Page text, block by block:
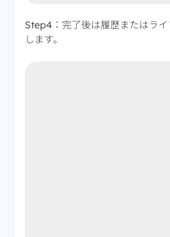
Step4：完了後は履歴またはラ
します。